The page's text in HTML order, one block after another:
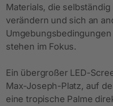
Materials, die
verändern und sich an
stehen im Fokus.
Ein übergroßer LED-
Max-Joseph-Platz, auf
eine tropische Palme